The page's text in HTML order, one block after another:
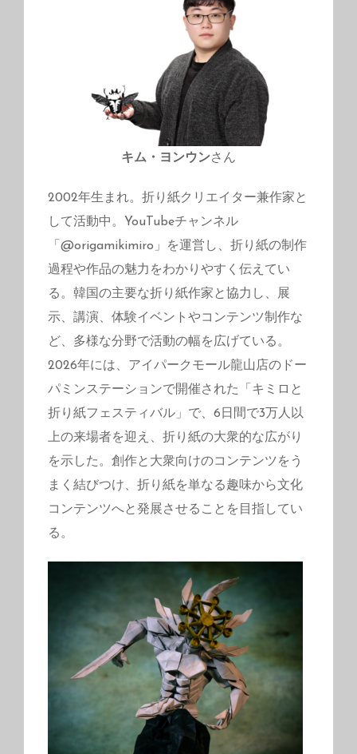
キム・ヨンウンさん
2002年生まれ。折り紙クリエイター兼作家と
して活動中。YouTubeチャンネル
「@origamikimiro」を運営し、折り紙の制作
過程や作品の魅力をわかりやすく伝えてい
る。韓国の主要な折り紙作家と協力し、展
示、講演、体験イベントやコンテンツ制作な
ど、多様な分野で活動の幅を広げている。
2026年には、アイパークモール龍山店のドー
パミンステーションで開催された「キミロと
折り紙フェスティバル」で、6日間で3万人以
上の来場者を迎え、折り紙の大衆的な広がり
を示した。創作と大衆向けのコンテンツをう
まく結びつけ、折り紙を単なる趣味から文化
コンテンツへと発展させることを目指してい
る。